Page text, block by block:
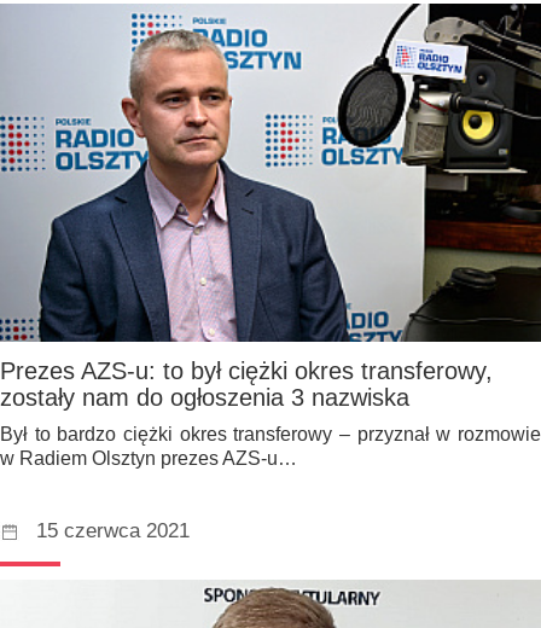
Prezes AZS-u: to był ciężki okres transferowy,
zostały nam do ogłoszenia 3 nazwiska
Był to bardzo ciężki okres transferowy – przyznał w rozmowie
w Radiem Olsztyn prezes AZS-u…
15 czerwca 2021